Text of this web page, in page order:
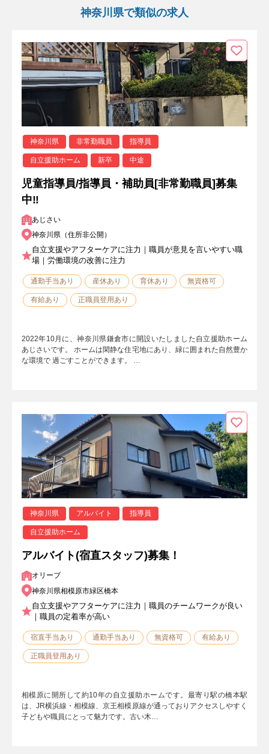
神奈川県で類似の求人
神奈川県 非常勤職員 指導員
自立援助ホーム 新卒 中途
児童指導員/指導員・補助員[非常勤職員]募集
中‼
あじさい
神奈川県（住所非公開）
自立支援やアフターケアに注力｜職員が意見を言いやすい職
場｜労働環境の改善に注力
通勤手当あり 産休あり 育休あり 無資格可
有給あり 正職員登用あり
2022年10月に、神奈川県鎌倉市に開設いたしました自立援助ホーム
あじさいです。 ホームは閑静な住宅地にあり、緑に囲まれた自然豊か
な環境で 過ごすことができます。 …
神奈川県 アルバイト 指導員
自立援助ホーム
アルバイト(宿直スタッフ)募集！
オリーブ
神奈川県相模原市緑区橋本
自立支援やアフターケアに注力｜職員のチームワークが良い
｜職員の定着率が高い
宿直手当あり 通勤手当あり 無資格可 有給あり
正職員登用あり
相模原に開所して約10年の自立援助ホームです。最寄り駅の橋本駅
は、JR横浜線・相模線、京王相模原線が通っておりアクセスしやすく
子どもや職員にとって魅力です。古い木…